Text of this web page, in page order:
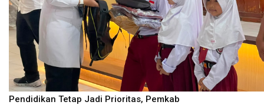
Pendidikan Tetap Jadi Prioritas, Pemkab